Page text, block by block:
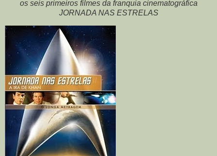
os seis primeiros filmes da franquia cinematográfica
JORNADA NAS ESTRELAS